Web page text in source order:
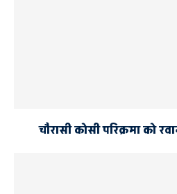
चौरासी कोसी परिक्रमा को